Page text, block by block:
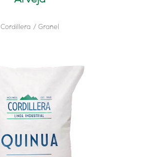
Cordillera Granel